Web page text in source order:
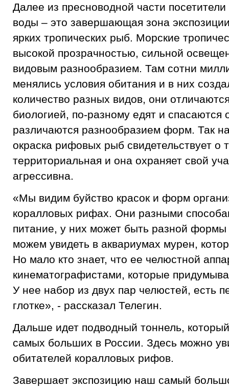
Далее из пресноводной части
воды – это завершающая зона
ярких тропических рыб. Морские
высокой прозрачностью, сильной
видовым разнообразием. Там сотни
менялись условия обитания и в них
количество разных видов, они
биологией, по-разному едят и
различаются разнообразием форм. Так
окраска рифовых рыб свидетельствует о
территориальная и она охраняет свой
агрессивна.
«Мы видим буйство красок и форм
коралловых рифах. Они разными
питание, у них может быть разной
можем увидеть в аквариумах мурен,
Но мало кто знает, что ее челюстной
кинематографистами, которые
У нее набор из двух пар челюстей, есть
глотке», - рассказал Телегин.
Дальше идет подводный тоннель,
самых больших в России. Здесь можно
обитателей коралловых рифов.
Завершает экспозицию наш самый